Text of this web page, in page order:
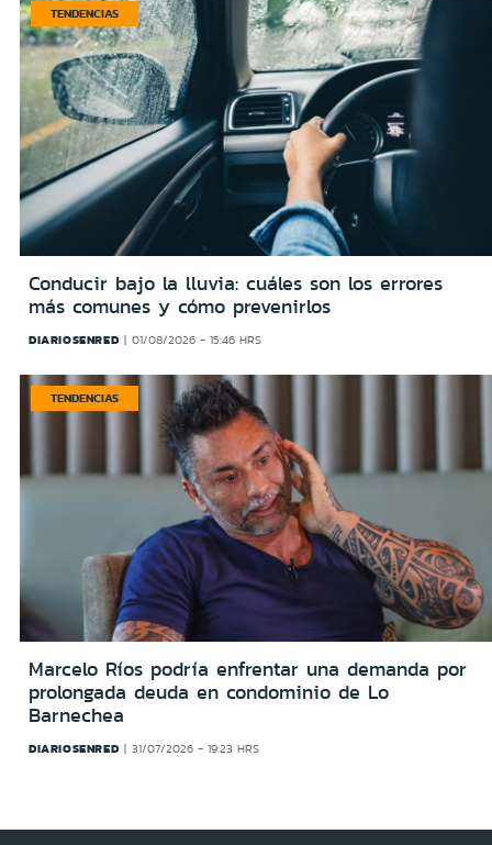
TENDENCIAS
Conducir bajo la lluvia: cuáles son los errores
más comunes y cómo prevenirlos
DIARIOSENRED 01/08/2026 - 15:46 HRS
TENDENCIAS
Marcelo Ríos podría enfrentar una demanda por
prolongada deuda en condominio de Lo
Barnechea
DIARIOSENRED 31/07/2026 - 19:23 HRS